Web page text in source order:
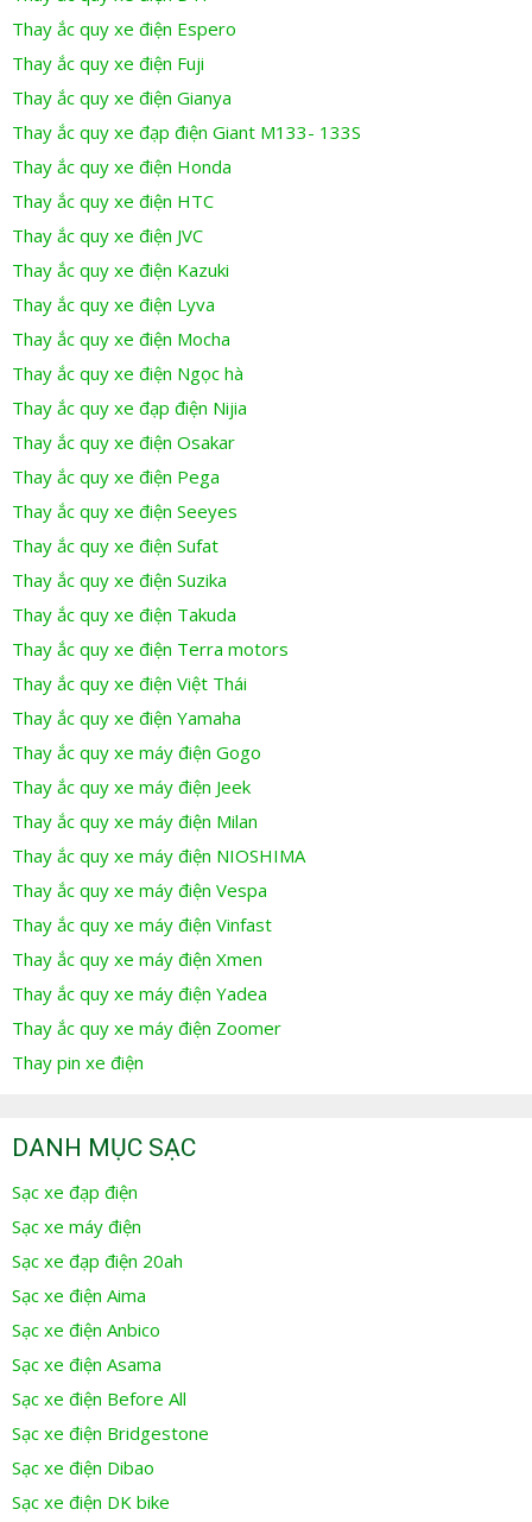
Thay ắc quy xe điện Espero
Thay ắc quy xe điện Fuji
Thay ắc quy xe điện Gianya
Thay ắc quy xe đạp điện Giant M133- 133S
Thay ắc quy xe điện Honda
Thay ắc quy xe điện HTC
Thay ắc quy xe điện JVC
Thay ắc quy xe điện Kazuki
Thay ắc quy xe điện Lyva
Thay ắc quy xe điện Mocha
Thay ắc quy xe điện Ngọc hà
Thay ắc quy xe đạp điện Nijia
Thay ắc quy xe điện Osakar
Thay ắc quy xe điện Pega
Thay ắc quy xe điện Seeyes
Thay ắc quy xe điện Sufat
Thay ắc quy xe điện Suzika
Thay ắc quy xe điện Takuda
Thay ắc quy xe điện Terra motors
Thay ắc quy xe điện Việt Thái
Thay ắc quy xe điện Yamaha
Thay ắc quy xe máy điện Gogo
Thay ắc quy xe máy điện Jeek
Thay ắc quy xe máy điện Milan
Thay ắc quy xe máy điện NIOSHIMA
Thay ắc quy xe máy điện Vespa
Thay ắc quy xe máy điện Vinfast
Thay ắc quy xe máy điện Xmen
Thay ắc quy xe máy điện Yadea
Thay ắc quy xe máy điện Zoomer
Thay pin xe điện
DANH MỤC SẠC
Sạc xe đạp điện
Sạc xe máy điện
Sạc xe đạp điện 20ah
Sạc xe điện Aima
Sạc xe điện Anbico
Sạc xe điện Asama
Sạc xe điện Before All
Sạc xe điện Bridgestone
Sạc xe điện Dibao
Sạc xe điện DK bike